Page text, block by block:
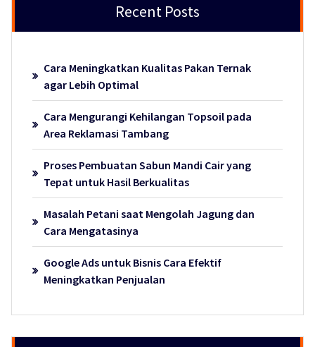
Recent Posts
Cara Meningkatkan Kualitas Pakan Ternak
agar Lebih Optimal
Cara Mengurangi Kehilangan Topsoil pada
Area Reklamasi Tambang
Proses Pembuatan Sabun Mandi Cair yang
Tepat untuk Hasil Berkualitas
Masalah Petani saat Mengolah Jagung dan
Cara Mengatasinya
Google Ads untuk Bisnis Cara Efektif
Meningkatkan Penjualan